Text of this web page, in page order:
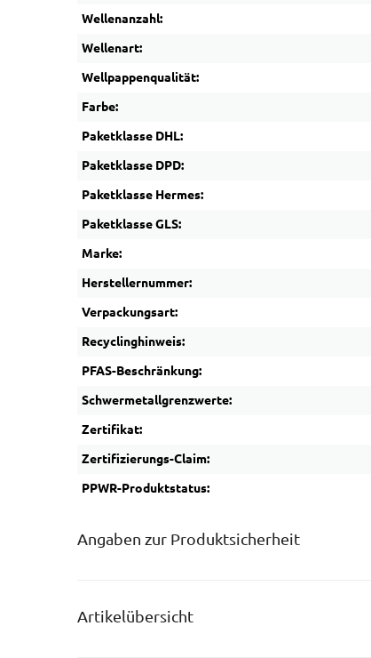
Wellenanzahl:
Wellenart:
Wellpappenqualität:
Farbe:
Paketklasse DHL:
Paketklasse DPD:
Paketklasse Hermes:
Paketklasse GLS:
Marke:
Herstellernummer:
Verpackungsart:
Recyclinghinweis:
PFAS-Beschränkung:
Schwermetallgrenzwerte:
Zertifikat:
Zertifizierungs-Claim:
PPWR-Produktstatus:
Angaben zur Produktsicherheit
Artikelübersicht